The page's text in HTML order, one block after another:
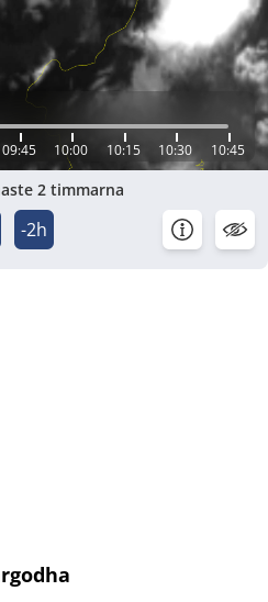
09:45 10:00 10:15 10:30 10:45
2 timmarna
-2h